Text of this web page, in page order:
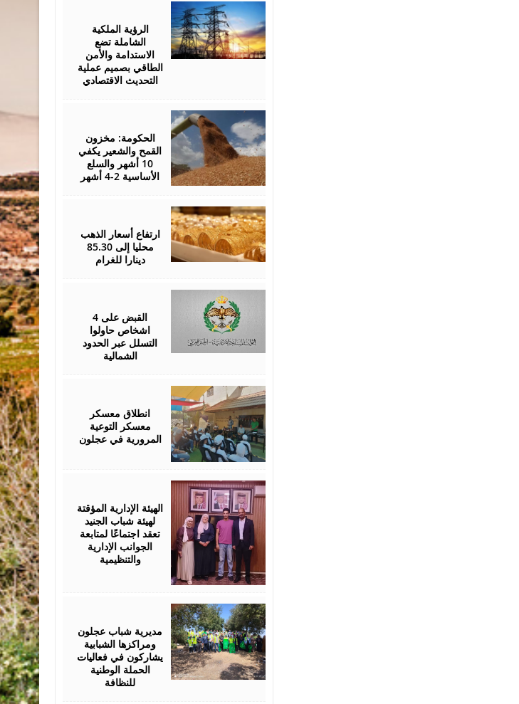
الرؤية الملكية
الشاملة تضع
الاستدامة والأمن
الطاقي بصميم عملية
التحديث الاقتصادي
الحكومة: مخزون
القمح والشعير يكفي
10 أشهر والسلع
الأساسية 2-4 أشهر
ارتفاع أسعار الذهب
محليا إلى 85.30
دينارا للغرام
القبض على 4
اشخاص حاولوا
التسلل عبر الحدود
الشمالية
انطلاق معسكر
معسكر التوعية
المرورية في عجلون
الهيئة الإدارية المؤقتة
لهيئة شباب الجنيد
تعقد اجتماعًا لمتابعة
الجوانب الإدارية
والتنظيمية
مديرية شباب عجلون
ومراكزها الشبابية
يشاركون في فعاليات
الحملة الوطنية
للنظافة